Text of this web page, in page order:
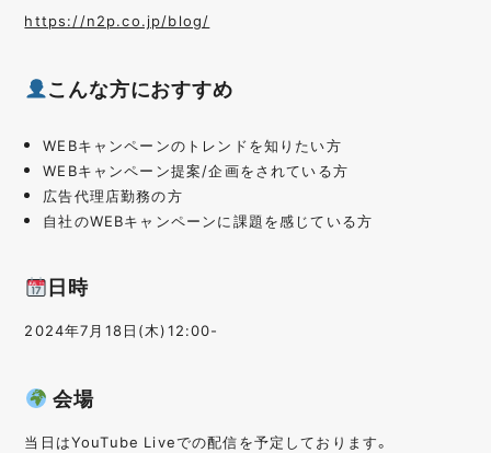
https://n2p.co.jp/blog/
こんな方におすすめ
WEBキャンペーンのトレンドを知りたい方
WEBキャンペーン提案/企画をされている方
広告代理店勤務の方
自社のWEBキャンペーンに課題を感じている方
日時
2024年7月18日(木)12:00-
会場
当日はYouTube Liveでの配信を予定しております。